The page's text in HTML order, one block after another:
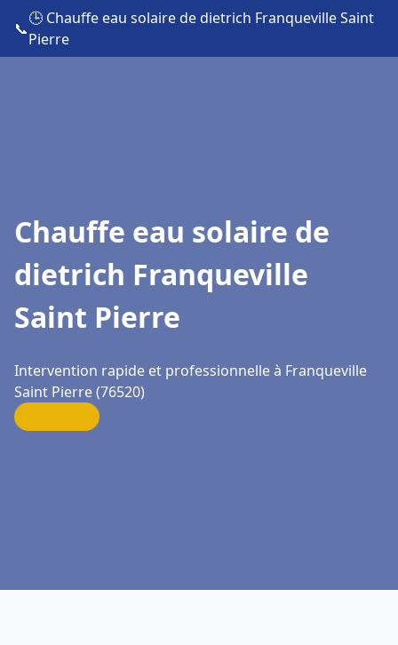
📞
🕒 Chauffe eau solaire de dietrich Franqueville Saint
Pierre
Chauffe eau solaire de
dietrich Franqueville
Saint Pierre
Intervention rapide et professionnelle à Franqueville
Saint Pierre (76520)